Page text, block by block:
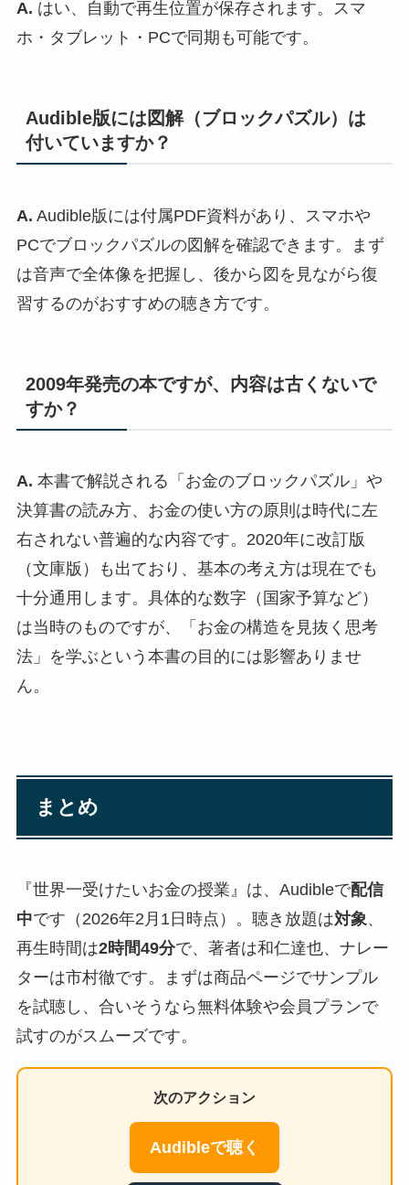
A. はい、自動で再生位置が保存されます。スマ
ホ・タブレット・PCで同期も可能です。
Audible版には図解（ブロックパズル）は
付いていますか？
A. Audible版には付属PDF資料があり、スマホや
PCでブロックパズルの図解を確認できます。まず
は音声で全体像を把握し、後から図を見ながら復
習するのがおすすめの聴き方です。
2009年発売の本ですが、内容は古くないで
すか？
A. 本書で解説される「お金のブロックパズル」や
決算書の読み方、お金の使い方の原則は時代に左
右されない普遍的な内容です。2020年に改訂版
（文庫版）も出ており、基本の考え方は現在でも
十分通用します。具体的な数字（国家予算など）
は当時のものですが、「お金の構造を見抜く思考
法」を学ぶという本書の目的には影響ありませ
ん。
まとめ
『世界一受けたいお金の授業』は、Audibleで配信
中です（2026年2月1日時点）。聴き放題は対象、
再生時間は2時間49分で、著者は和仁達也、ナレー
ターは市村徹です。まずは商品ページでサンプル
を試聴し、合いそうなら無料体験や会員プランで
試すのがスムーズです。
次のアクション
Audibleで聴く